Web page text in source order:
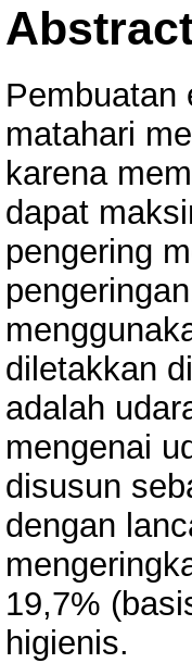
Pembuatan
matahari
karena
dapat
pengering
diletakkan
adalah
mengenai
disusun
dengan
19,7%
higienis.